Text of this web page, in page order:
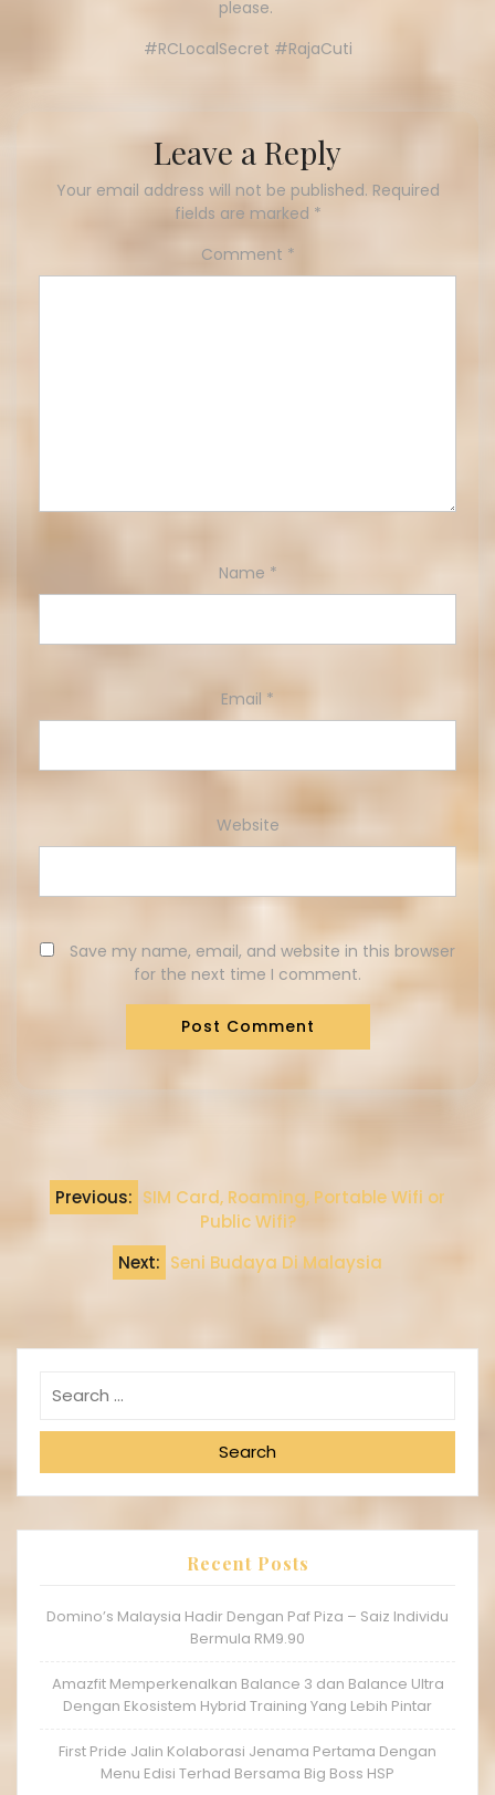
please.
#RCLocalSecret #RajaCuti
Leave a Reply
Your email address will not be published. Required
fields are marked *
Comment *
Name *
Email *
Website
Save my name, email, and website in this browser
for the next time I comment.
Previous: SIM Card, Roaming, Portable Wifi or
Public Wifi?
Next: Seni Budaya Di Malaysia
Search
Recent Posts
Domino’s Malaysia Hadir Dengan Paf Piza – Saiz Individu
Bermula RM9.90
Amazfit Memperkenalkan Balance 3 dan Balance Ultra
Dengan Ekosistem Hybrid Training Yang Lebih Pintar
First Pride Jalin Kolaborasi Jenama Pertama Dengan
Menu Edisi Terhad Bersama Big Boss HSP